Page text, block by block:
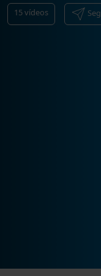
15vídeos